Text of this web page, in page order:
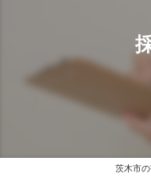
茨木市